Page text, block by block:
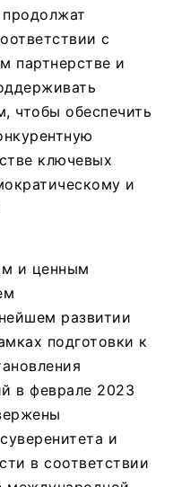
с
партнерстве и
чтобы обеспечить
ключевых
и
и ценным
развитии
подготовки к
в феврале 2023
и
в соответствии